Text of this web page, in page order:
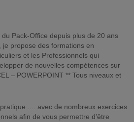
Pack-Office depuis plus de 20 ans
propose des formations en
et les Professionnels qui
de nouvelles compétences sur
– POWERPOINT ** Tous niveaux et
.... avec de nombreux exercices
afin de vous permettre d'être